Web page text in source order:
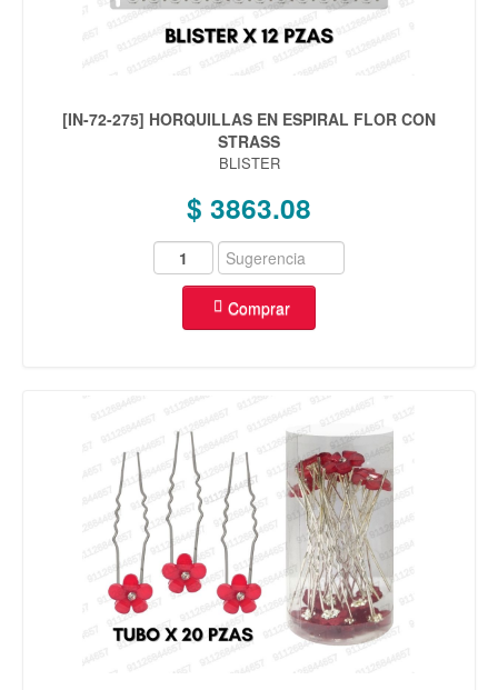
[IN-72-275] HORQUILLAS EN ESPIRAL FLOR CON
STRASS
BLISTER
$ 3863.08
Comprar